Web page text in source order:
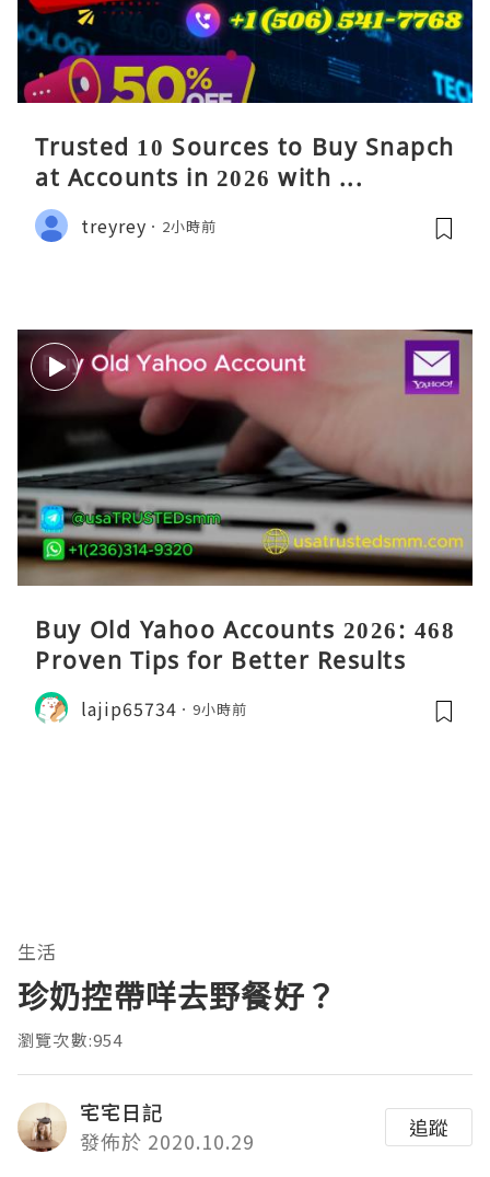
Trusted 10 Sources to Buy Snapch
at Accounts in 2026 with ...
treyrey 2小時前
Buy Old Yahoo Accounts 2026: 468
Proven Tips for Better Results
lajip65734 9小時前
生活
珍奶控帶咩去野餐好？
瀏覽次數:954
宅宅日記
發佈於 2020.10.29
追蹤